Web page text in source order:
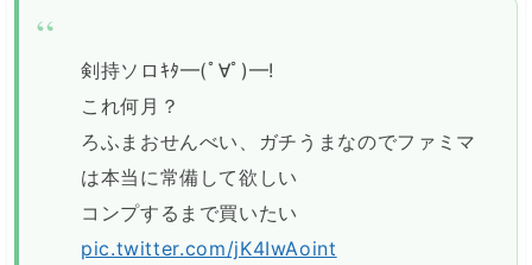
剣持ソロｷﾀ━(ﾟ∀ﾟ)━!
これ何月？
ろふまおせんべい、ガチうまなのでファミマ
は本当に常備して欲しい
コンプするまで買いたい
pic.twitter.com/jK4IwAoint